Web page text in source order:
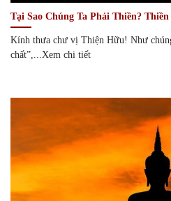
Tại Sao Chúng Ta Phải Thiền?
Kính thưa chư vị Thiện Hữu! Như
chất”,...Xem chi tiết